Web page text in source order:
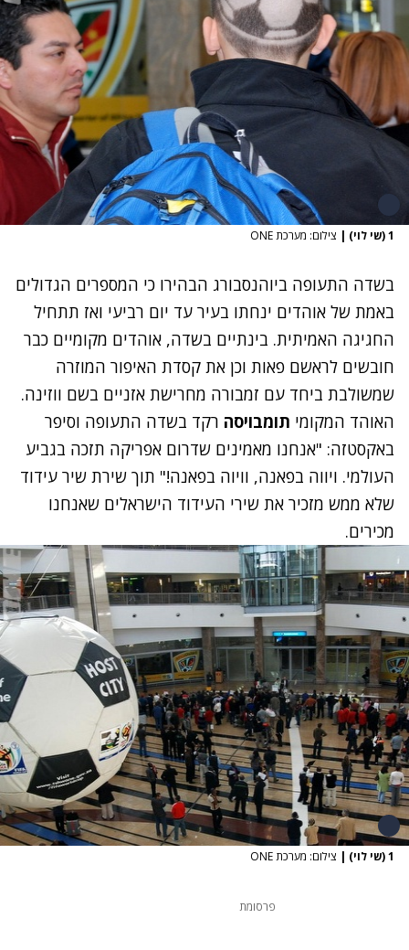
1 (שי לוי) | צילום: מערכת ONE
בשדה התעופה ביוהנסבורג הבהירו כי המספרים הגדולים
באמת של אוהדים ינחתו בעיר עד יום רביעי ואז תתחיל
החגיגה האמיתית. בינתיים בשדה, אוהדים מקומיים כבר
חובשים לראשם פאות וכן את קסדת האיפור המוזרה
שמשולבת ביחד עם זמבורה מחרישת אזניים בשם ווזינה.
האוהד המקומי תומבויסה רקד בשדה התעופה וסיפר
באקסטזה: "אנחנו מאמינים שדרום אפריקה תזכה בגביע
העולמי. ויווה בפאנה, וויוה בפאנה!" תוך שירת שיר עידוד
שלא ממש מזכיר את שירי העידוד הישראלים שאנחנו
מכירים.
1 (שי לוי) | צילום: מערכת ONE
פרסומת